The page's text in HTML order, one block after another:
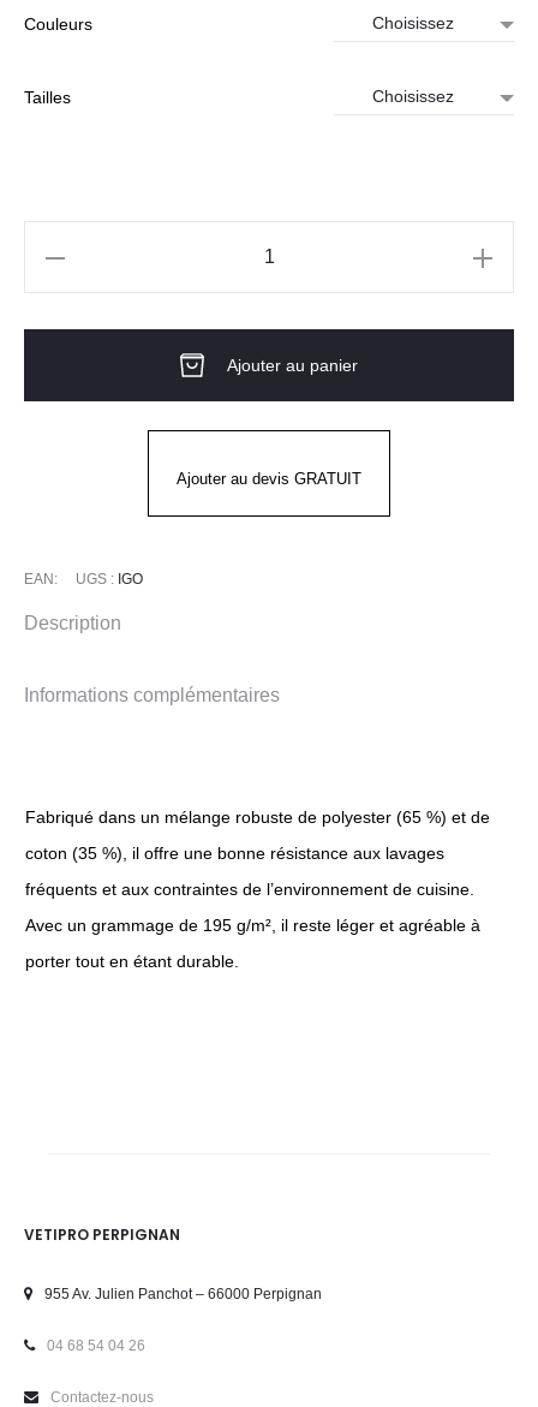
Couleurs
Tailles
de
Ajouter au panier
Ajouter au devis GRATUIT
EAN: UGS : IGO
Description
Informations complémentaires
Fabriqué dans un mélange robuste de polyester (65 %) et de
coton (35 %), il offre une bonne résistance aux lavages
fréquents et aux contraintes de l’environnement de cuisine.
Avec un grammage de 195 g/m², il reste léger et agréable à
porter tout en étant durable.
VETIPRO PERPIGNAN
955 Av. Julien Panchot – 66000 Perpignan
04 68 54 04 26
Contactez-nous